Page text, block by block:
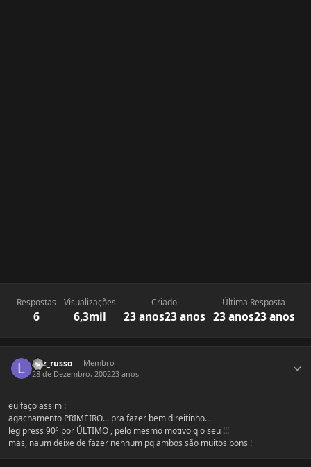
Respostas
6
Visualizações
6,3mil
Criado
23 anos23 anos
Última Resposta
23 anos23 anos
laiz_russo
Membro
28 de Dezembro, 200223 anos
eu faço assim :
agachamento PRIMEIRO... pra fazer bem direitinho...
leg press 90º por ÚLTIMO , pelo mesmo motivo q o seu !!!
mas, naum deixe de fazer nenhum pq ambos são muitos bons !